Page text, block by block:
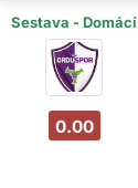
Sestava - Domácí
0.00